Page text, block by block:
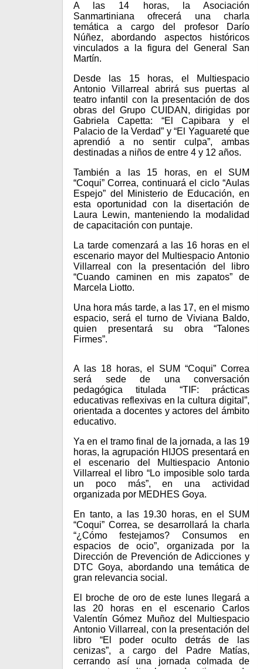
A las 14 horas, la Asociación
Sanmartiniana ofrecerá una charla
temática a cargo del profesor Darío
Núñez, abordando aspectos históricos
vinculados a la figura del General San
Martín.
Desde las 15 horas, el Multiespacio
Antonio Villarreal abrirá sus puertas al
teatro infantil con la presentación de dos
obras del Grupo CUIDAN, dirigidas por
Gabriela Capetta: “El Capibara y el
Palacio de la Verdad” y “El Yaguareté que
aprendió a no sentir culpa”, ambas
destinadas a niños de entre 4 y 12 años.
También a las 15 horas, en el SUM
“Coqui” Correa, continuará el ciclo “Aulas
Espejo” del Ministerio de Educación, en
esta oportunidad con la disertación de
Laura Lewin, manteniendo la modalidad
de capacitación con puntaje.
La tarde comenzará a las 16 horas en el
escenario mayor del Multiespacio Antonio
Villarreal con la presentación del libro
“Cuando caminen en mis zapatos” de
Marcela Liotto.
Una hora más tarde, a las 17, en el mismo
espacio, será el turno de Viviana Baldo,
quien presentará su obra “Talones
Firmes”.
A las 18 horas, el SUM “Coqui” Correa
será sede de una conversación
pedagógica titulada “TIF: prácticas
educativas reflexivas en la cultura digital”,
orientada a docentes y actores del ámbito
educativo.
Ya en el tramo final de la jornada, a las 19
horas, la agrupación HIJOS presentará en
el escenario del Multiespacio Antonio
Villarreal el libro “Lo imposible solo tarda
un poco más”, en una actividad
organizada por MEDHES Goya.
En tanto, a las 19.30 horas, en el SUM
“Coqui” Correa, se desarrollará la charla
“¿Cómo festejamos? Consumos en
espacios de ocio”, organizada por la
Dirección de Prevención de Adicciones y
DTC Goya, abordando una temática de
gran relevancia social.
El broche de oro de este lunes llegará a
las 20 horas en el escenario Carlos
Valentín Gómez Muñoz del Multiespacio
Antonio Villarreal, con la presentación del
libro “El poder oculto detrás de las
cenizas”, a cargo del Padre Matías,
cerrando así una jornada colmada de